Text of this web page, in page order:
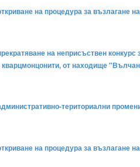
на процедура за възлагане
на неприсъствен
от находище
териториални
на процедура за възлагане